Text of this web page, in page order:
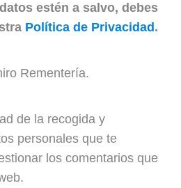
estén a salvo, debes
Política de Privacidad .
Rementería.
de la recogida y
personales que te
los comentarios que